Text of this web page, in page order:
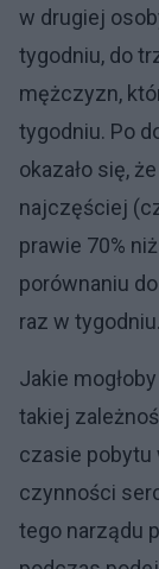
w drugiej
tygodniu, do
mężczyzn,
tygodniu. Po
okazało się,
najczęściej
prawie 70%
porównaniu
raz w tygodniu.
Jakie
takiej
czasie pobytu
czynności
tego narządu